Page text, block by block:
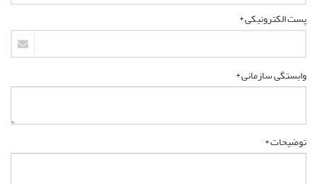
پست الکترونیکی *
وابستگی سازمانی *
توضیحات *